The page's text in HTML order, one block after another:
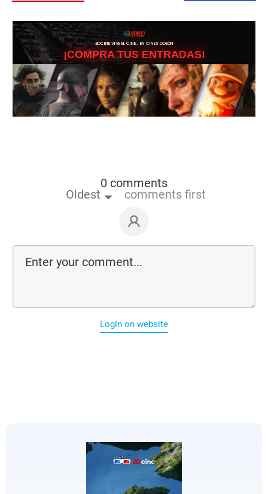
3DCINE VIVE EL CINE… EN CINES ODEÓN
¡COMPRA TUS ENTRADAS!
0 comments
Oldest comments first
Login on website